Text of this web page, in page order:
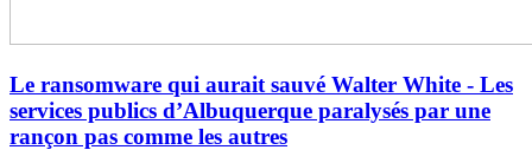
Le ransomware qui aurait sauvé Walter White - Les
services publics d’Albuquerque paralysés par une
rançon pas comme les autres